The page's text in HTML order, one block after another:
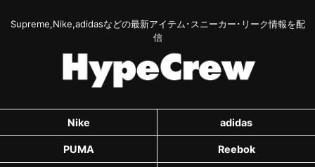
Supreme,Nike,adidasなどの最新アイテム･スニーカー･リーク情報を配
信
Nike adidas
PUMA Reebok